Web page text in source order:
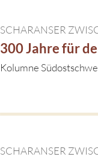
SCHARANSER
300 Jahre für
Kolumne
SCHARANSER